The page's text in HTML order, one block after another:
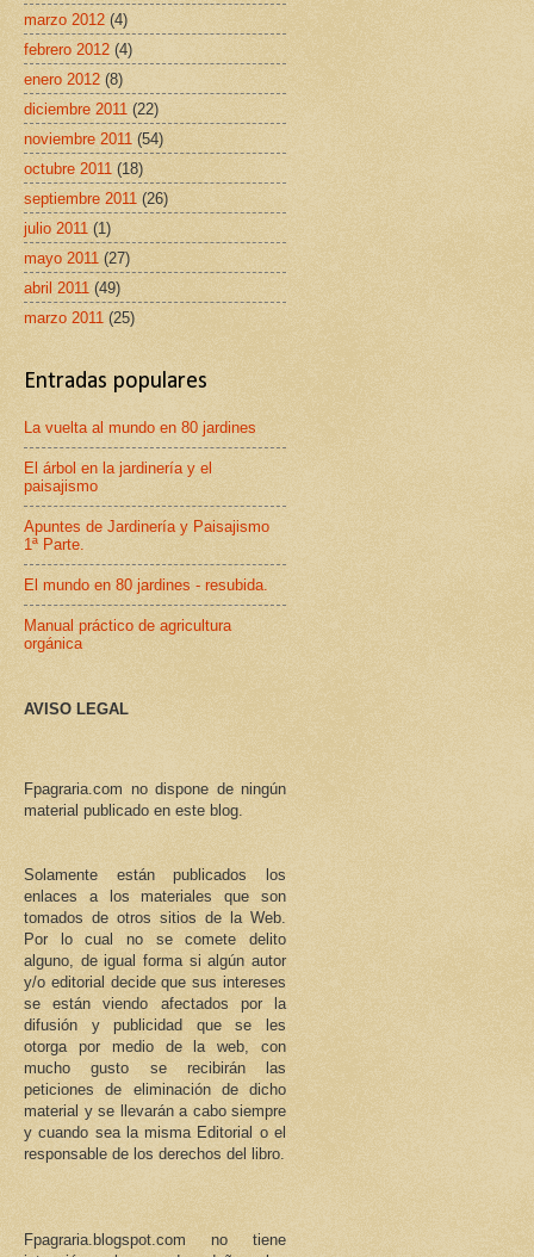
marzo 2012 (4)
febrero 2012 (4)
enero 2012 (8)
diciembre 2011 (22)
noviembre 2011 (54)
octubre 2011 (18)
septiembre 2011 (26)
julio 2011 (1)
mayo 2011 (27)
abril 2011 (49)
marzo 2011 (25)
Entradas populares
La vuelta al mundo en 80 jardines
El árbol en la jardinería y el
paisajismo
Apuntes de Jardinería y Paisajismo
1ª Parte.
El mundo en 80 jardines - resubida.
Manual práctico de agricultura
orgánica
AVISO LEGAL
Fpagraria.com no dispone de ningún
material publicado en este blog.
Solamente están publicados los
enlaces a los materiales que son
tomados de otros sitios de la Web.
Por lo cual no se comete delito
alguno, de igual forma si algún autor
y/o editorial decide que sus intereses
se están viendo afectados por la
difusión y publicidad que se les
otorga por medio de la web, con
mucho gusto se recibirán las
peticiones de eliminación de dicho
material y se llevarán a cabo siempre
y cuando sea la misma Editorial o el
responsable de los derechos del libro.
Fpagraria.blogspot.com no tiene